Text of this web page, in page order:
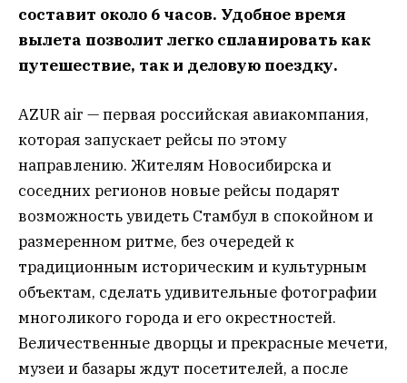
составит около 6 часов. Удобное время
вылета позволит легко спланировать как
путешествие, так и деловую поездку.
AZUR air — первая российская авиакомпания,
которая запускает рейсы по этому
направлению. Жителям Новосибирска и
соседних регионов новые рейсы подарят
возможность увидеть Стамбул в спокойном и
размеренном ритме, без очередей к
традиционным историческим и культурным
объектам, сделать удивительные фотографии
многоликого города и его окрестностей.
Величественные дворцы и прекрасные мечети,
музеи и базары ждут посетителей, а после